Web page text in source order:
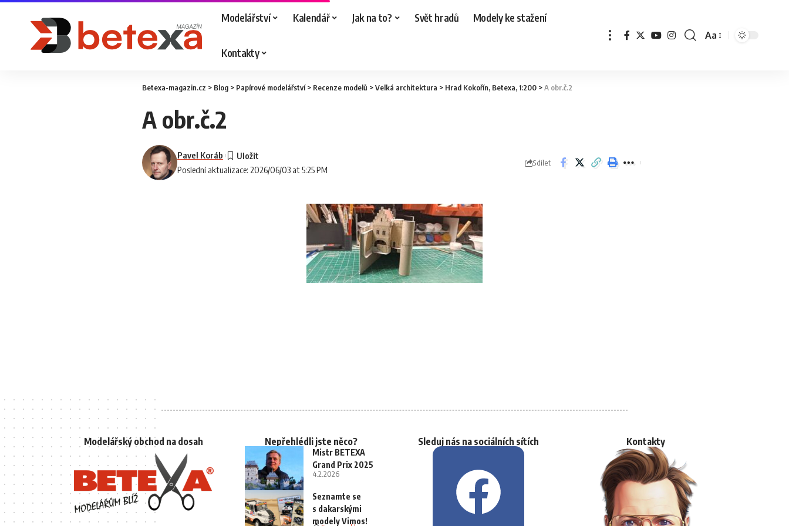
Modelářství Kalendář Jak na to? Svět hradů Modely ke stažení
Kontakty
Aa
Betexa-magazin.cz > Blog > Papírové modelářství> Recenze modelů >Velká architektura > Hrad Kokořín, Betexa, 1:200 >A obr.č.2
A obr.č.2
Poslední aktualizace: 2026/06/03 at 5:25 PM
Pavel Koráb
Sdílet
Modelářský obchod na dosah Nepřehlédli jste něco?
Mistr BETEXA
Grand Prix 2025
4.2.2026
Seznamte se
s dakarskými
modely Vimos!
Sleduj nás na sociálních sítích Kontakty